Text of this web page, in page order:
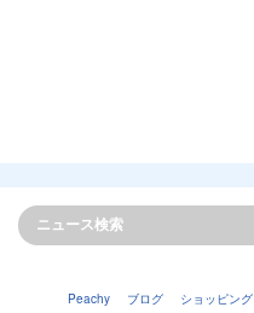
Peachy ブログ ショッピング